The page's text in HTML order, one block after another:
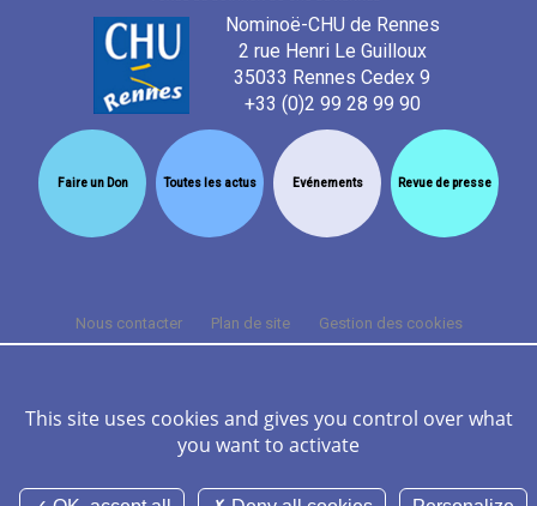
Nominoë-CHU de Rennes
2 rue Henri Le Guilloux
35033 Rennes Cedex 9
+33 (0)2 99 28 99 90
Faire un Don Toutes les actus Evénements Revue de presse
Nous contacter Plan de site
Gestion des cookies
Cookies et données personnelles
Mentions légales
Crédits
©Nominoë CHU Rennes 2026 Tous droits réservés -
This site uses cookies and gives you control over what
you want to activate